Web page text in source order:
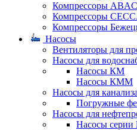
Компрессоры ABAC
Компрессоры
Компрессоры
Насосы
Вентиляторы для
Насосы для
Насосы КМ
Насосы КММ
Насосы для
Погружные
Насосы для
Насосы